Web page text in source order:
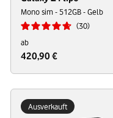
Mono sim - 512GB - Gelb
30
ab
420,90 €
Ausverkauft